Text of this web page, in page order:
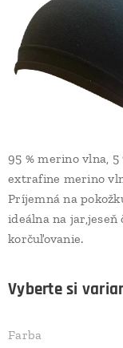
95 % merino vlna,
extrafine merino
Príjemná na
ideálna na jar,jeseň
korčuľovanie.
Vyberte si
Farba